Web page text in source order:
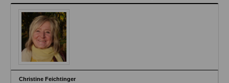
Christine Feichtinger